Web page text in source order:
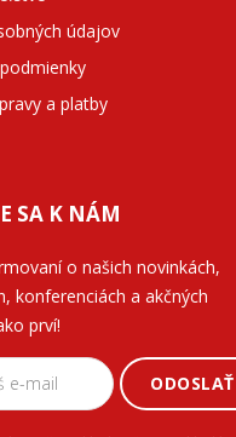
údajov
a platby
SA K NÁM
o našich novinkách,
konferenciách a akčných
prví!
ODOSLAŤ